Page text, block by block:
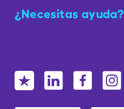
¿Necesitas ayuda?